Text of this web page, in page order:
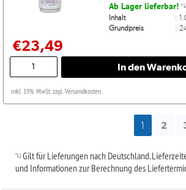
Ab Lager lieferbar!
Inhalt :
Grundpreis
:
€23,49
inkl. 19% MwSt. zzgl. Versandkosten.
1 2
*L) Gilt für Lieferungen nach Deutschland.
und Informationen zur Berechnung des